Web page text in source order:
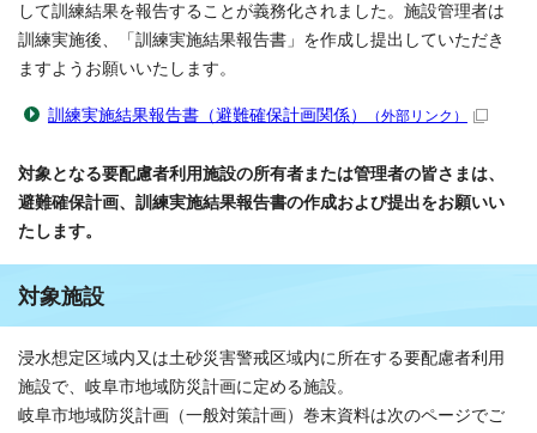
して訓練結果を報告することが義務化されました。施設管理者は
訓練実施後、「訓練実施結果報告書」を作成し提出していただき
ますようお願いいたします。
訓練実施結果報告書（避難確保計画関係） （外部リンク）
対象となる要配慮者利用施設の所有者または管理者の皆さまは、
避難確保計画、訓練実施結果報告書の作成および提出をお願いい
たします。
対象施設
浸水想定区域内又は土砂災害警戒区域内に所在する要配慮者利用
施設で、岐阜市地域防災計画に定める施設。
岐阜市地域防災計画（一般対策計画）巻末資料は次のページでご